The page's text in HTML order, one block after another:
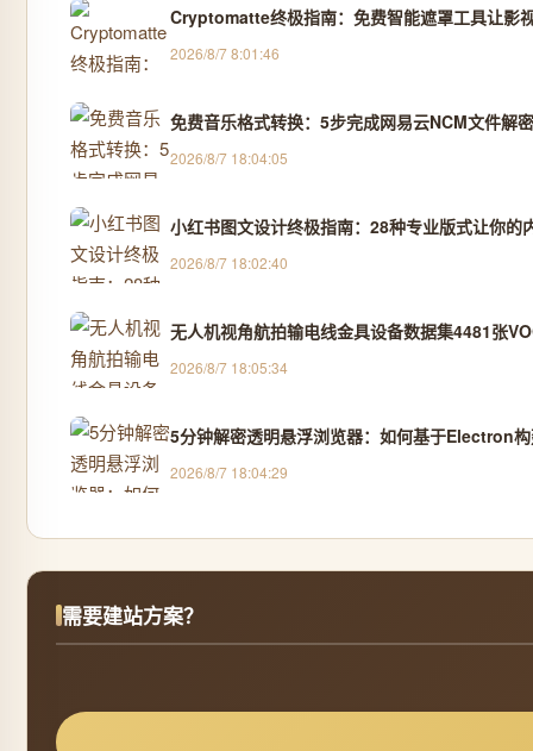
Cryptomatte终极指南：免费智能遮罩工具让影
2026/8/7 8:01:46
免费音乐格式转换：5步完成网易云NCM文件解
2026/8/7 18:04:05
小红书图文设计终极指南：28种专业版式让你的
2026/8/7 18:02:40
无人机视角航拍输电线金具设备数据集4481张
2026/8/7 18:05:34
5分钟解密透明悬浮浏览器：如何基于Electron
2026/8/7 18:04:29
需要建站方案？